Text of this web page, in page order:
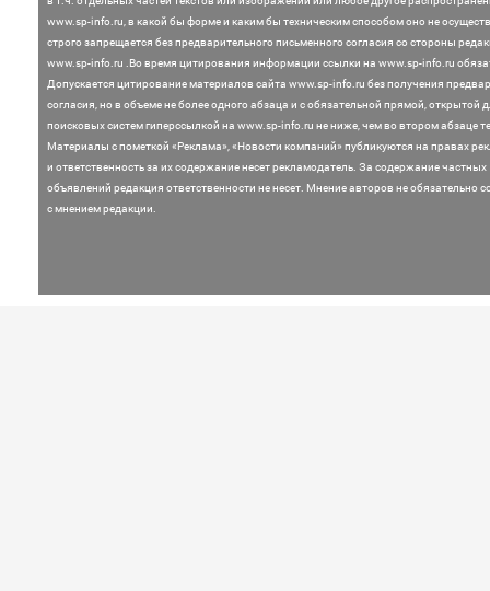
www.sp-info.ru, в какой бы форме и каким бы техническим способом оно не
строго запрещается без предварительного письменного согласия со стороны
www.sp-info.ru .Во время цитирования информации ссылки на www.sp-info.ru
Допускается цитирование материалов сайта www.sp-info.ru без получения
согласия, но в объеме не более одного абзаца и с обязательной прямой, открытой
поисковых систем гиперссылкой на www.sp-info.ru не ниже, чем во втором абзаце
Материалы с пометкой «Реклама», «Новости компаний» публикуются на правах
и ответственность за их содержание несет рекламодатель. За содержание частных
объявлений редакция ответственности не несет. Мнениеавторов не обязательно
с мнением редакции.